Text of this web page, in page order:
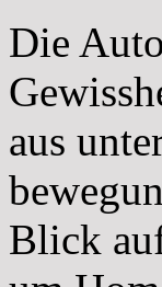
Die
aus
Blick